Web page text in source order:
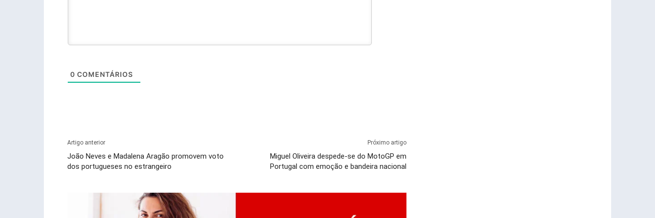
0 COMENTÁRIOS
Artigo anterior
João Neves e Madalena Aragão promovem voto
dos portugueses no estrangeiro
Próximo artigo
Miguel Oliveira despede-se do MotoGP em
Portugal com emoção e bandeira nacional